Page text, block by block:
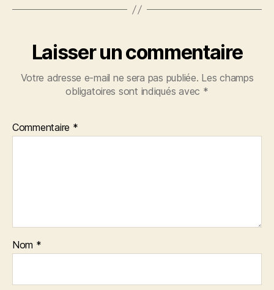
Laisser un commentaire
Votre adresse e-mail ne sera pas publiée. Les champs
obligatoires sont indiqués avec *
Commentaire *
Nom *